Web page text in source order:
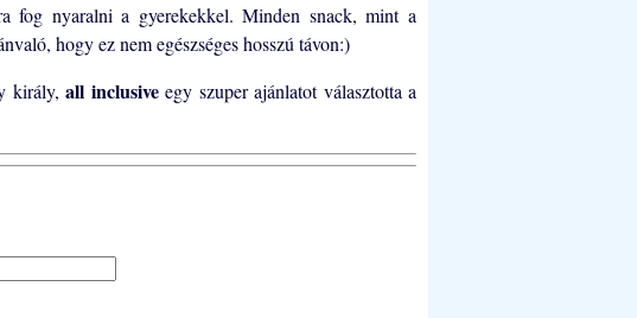
fog nyaralni a gyerekekkel. Minden snack, mint a
hogy ez nem egészséges hosszú távon:)
király,all inclusiveegy szuper ajánlatot választotta a